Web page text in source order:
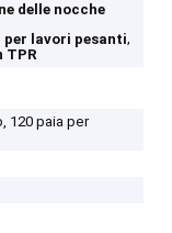
delle nocche
lavori pesanti,
TPR
120 paia per